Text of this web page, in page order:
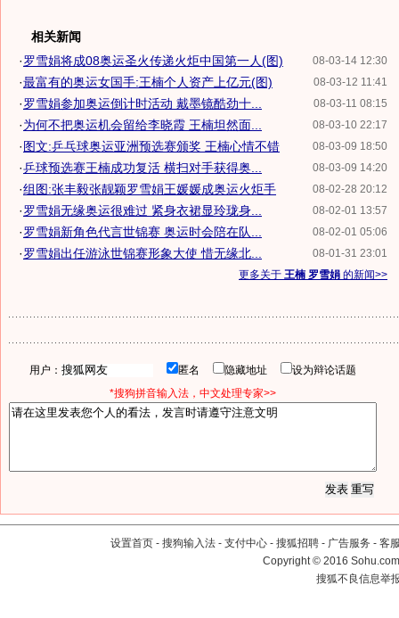
相关新闻
08-03-14 12:30
·罗雪娟将成08奥运圣火传递火炬中国第一人(图)
08-03-12 11:41
·最富有的奥运女国手:王楠个人资产上亿元(图)
08-03-11 08:15
·罗雪娟参加奥运倒计时活动 戴墨镜酷劲十...
08-03-10 22:17
·为何不把奥运机会留给李晓霞 王楠坦然面...
08-03-09 18:50
·图文:乒乓球奥运亚洲预选赛颁奖 王楠心情不错
08-03-09 14:20
·乒球预选赛王楠成功复活 横扫对手获得奥...
08-02-28 20:12
·组图:张丰毅张靓颖罗雪娟王媛媛成奥运火炬手
08-02-01 13:57
·罗雪娟无缘奥运很难过 紧身衣裙显玲珑身...
08-02-01 05:06
·罗雪娟新角色代言世锦赛 奥运时会陪在队...
08-01-31 23:01
·罗雪娟出任游泳世锦赛形象大使 惜无缘北...
更多关于 王楠 罗雪娟 的新闻>>
用户： 匿名 隐藏地址
设为辩论话题
*搜狗拼音输入法，中文处理专家>>
设置首页 - 搜狗输入法 - 支付中心 - 搜狐招聘 - 广告服务 - 客
Copyright©2016
搜狐不良信息举